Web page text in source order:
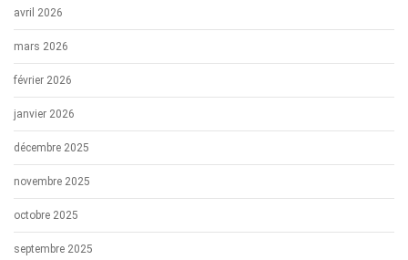
avril 2026
mars 2026
février 2026
janvier 2026
décembre 2025
novembre 2025
octobre 2025
septembre 2025